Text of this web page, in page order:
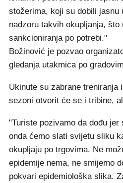
stožerima, koji su dobili jasnu
nadzoru takvih okupljanja, što
sankcioniranja po potrebi."
Božinović je pozvao
gledanja utakmica po
Ukinute su zabrane treniranja
sezoni otvorit će se i tribine,
"Turiste pozivamo da dođu
onda ćemo slati svijetu sliku
okupljaju po trgovima. Ne
epidemije nema, ne smijemo
pokvari epidemiološka slika.